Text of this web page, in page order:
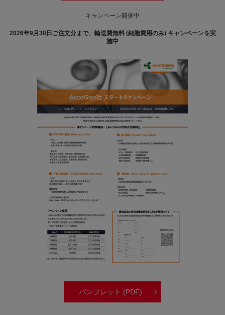
キャンペーン開催中
2026年9月30日ご注文分まで、輸送費無料 (細胞費用のみ) キャンペーンを実
施中
パンフレット (PDF)